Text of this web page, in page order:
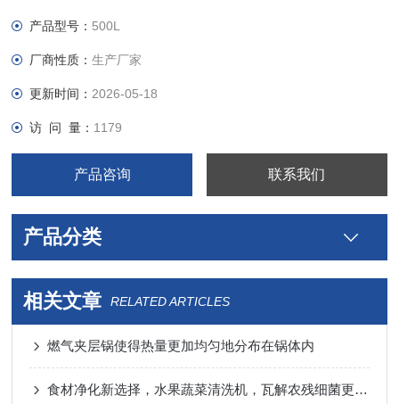
产品型号： 500L
厂商性质：生产厂家
更新时间： 2026-05-18
访 问 量： 1179
产品咨询 联系我们
产品分类
相关文章 RELATED ARTICLES
燃气夹层锅使得热量更加均匀地分布在锅体内
食材净化新选择，水果蔬菜清洗机，瓦解农残细菌更che底